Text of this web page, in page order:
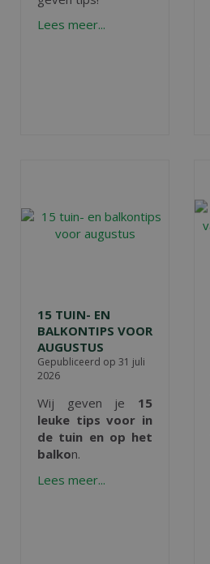
Lees meer...
15 TUIN- EN
BALKONTIPS VOOR
AUGUSTUS
Gepubliceerd op 31 juli
2026
Wij geven je 15
leuke tips voor in
de tuin en op het
balkon.
Lees meer...